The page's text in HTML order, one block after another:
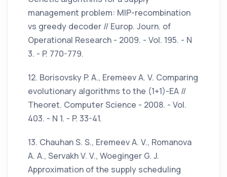
management problem: MlP-recombination
vs greedy decoder // Europ. Journ. of
Operational Research - 2009. - Vol. 195. - N
3. - P. 770-779.
12. Borisovsky P. A., Eremeev A. V. Comparing
evolutionary algorithms to the (1+1)-EA //
Theoret. Computer Science - 2008. - Vol.
403. - N 1. - P. 33-41.
13. Chauhan S. S., Eremeev A. V., Romanova
A. A., Servakh V. V., Woeginger G. J.
Approximation of the supply scheduling